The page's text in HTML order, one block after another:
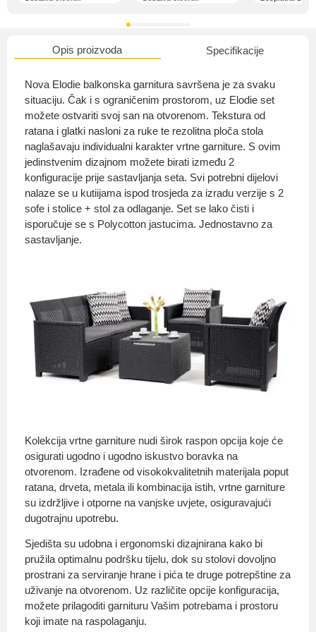
Opis proizvoda Specifikacije
Nova Elodie balkonska garnitura savršena je za svaku
situaciju. Čak i s ograničenim prostorom, uz Elodie set
možete ostvariti svoj san na otvorenom. Tekstura od
ratana i glatki nasloni za ruke te rezolitna ploča stola
naglašavaju individualni karakter vrtne garniture. S ovim
jedinstvenim dizajnom možete birati između 2
konfiguracije prije sastavljanja seta. Svi potrebni dijelovi
nalaze se u kutiijama ispod trosjeda za izradu verzije s 2
sofe i stolice + stol za odlaganje. Set se lako čisti i
isporučuje se s Polycotton jastucima. Jednostavno za
sastavljanje.
Kolekcija vrtne garniture nudi širok raspon opcija koje će
osigurati ugodno i ugodno iskustvo boravka na
otvorenom. Izrađene od visokokvalitetnih materijala poput
ratana, drveta, metala ili kombinacija istih, vrtne garniture
su izdržljive i otporne na vanjske uvjete, osiguravajući
dugotrajnu upotrebu.
Sjedišta su udobna i ergonomski dizajnirana kako bi
pružila optimalnu podršku tijelu, dok su stolovi dovoljno
prostrani za serviranje hrane i pića te druge potrepštine za
uživanje na otvorenom. Uz različite opcije konfiguracija,
možete prilagoditi garnituru Vašim potrebama i prostoru
koji imate na raspolaganju.
O nama
Privatnost kupca
Uvjeti i odredbe